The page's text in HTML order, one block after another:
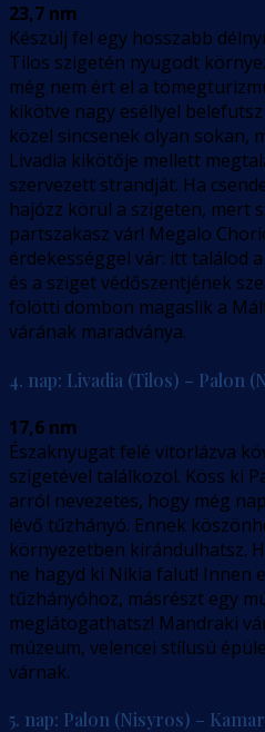
23,7 nm
Készülj fel egy hosszabb
Tilos szigetén nyugodt
még nem ért el a
kikötve nagy eséllyel
közel sincsenek olyan sokan,
Livadia kikötője mellett
szervezett strandját. Ha
hajózz körül a szigeten, mert
partszakasz vár! Megalo
érdekességgel vár: itt találod
és a sziget védőszentjének
fölötti dombon magaslik a
várának maradványa.
4. nap: Livadia (Tilos) – Palon
17,6 nm
Északnyugat felé vitorlázva
szigetével találkozol. Köss ki
arról nevezetes, hogy még
lévő tűzhányó. Ennek
környezetben kirándulhatsz.
ne hagyd ki Nikia falut! Innen
tűzhányóhoz, másrészt egy
meglátogathatsz! Mandraki
múzeum, velencei stílusú
várnak.
5. nap: Palon (Nisyros) –